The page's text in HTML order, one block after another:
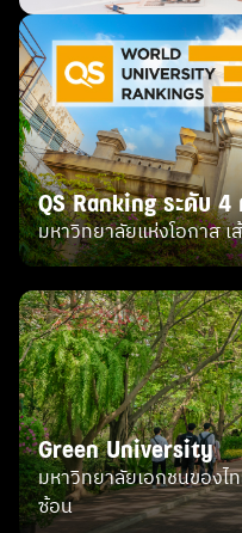
มีประสบการณ์ทำงานใน
ต่ำกว่า 2 ปี"
5 จุดเด่นหลักสูตร " เป็น
เปิดสอนเกี่ยวกับการบูร
สุขภาพและความงามที่น่
มีหน่วยงานพันธมิตรทา
เช่น โรงพยาบาลผิวหนัง
รองรับการฝึกงานและ
เรียนจริง ปฏิบัติจริงใน
และเรียนรู้และฝึกงานใ
เป็น Wellness
ต้องการทั่วโลก สายงา
ได้รับใบประกาศนียบัต
ในด้านต่างๆ เช่น การน
เป็นสาขาอาชีพที่ตลาด
และเป็นที่ต้องการสูง
QS Ranking ระดับ 4
มหาวิทยาลัยแห่งโอกาส
Green University
มหาวิทยาลัยเอกชนของ
ซ้อน